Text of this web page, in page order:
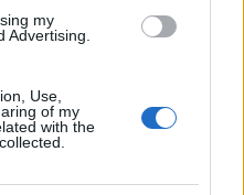
my
Advertising.
Use,
of my
with the
8:50 ΠΜ
διπλή ιδιότητα του ερμηνευτή
Αντώνης Λουδάρος, μετά